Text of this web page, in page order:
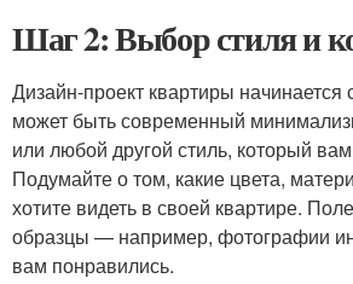
Шаг 2: Выбор стиля и
Дизайн-проект квартиры
может быть современный
или любой другой стиль, который
Подумайте о том, какие цвета,
хотите видеть в своей квартире.
образцы — например, фотографии
вам понравились.